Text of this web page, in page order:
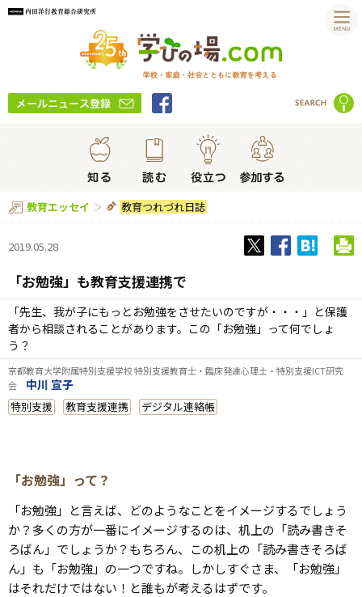
教育エッセイ 教育つれづれ日誌
2019.05.28
「お勉強」も教育支援連携で
「先生、我が子にもっとお勉強をさせたいのですが・・・」と保護
者から相談されることがあります。この「お勉強」って何でしょ
う？
京都教育大学附属特別支援学校 特別支援教育士・臨床発達心理士・特別支援ICT研究
会 中川 宣子
特別支援 教育支援連携 デジタル連絡帳
「お勉強」って？
「お勉強」と言えば、どのようなことをイメージするでしょう
か？多くの方が一番にイメージするのは、机上の「読み書きそ
ろばん」でしょうか？もちろん、この机上の「読み書きそろば
ん」も「お勉強」の一つですね。しかしすぐさま、「お勉強」
はそれだけではない！と誰もが考えるはずです。